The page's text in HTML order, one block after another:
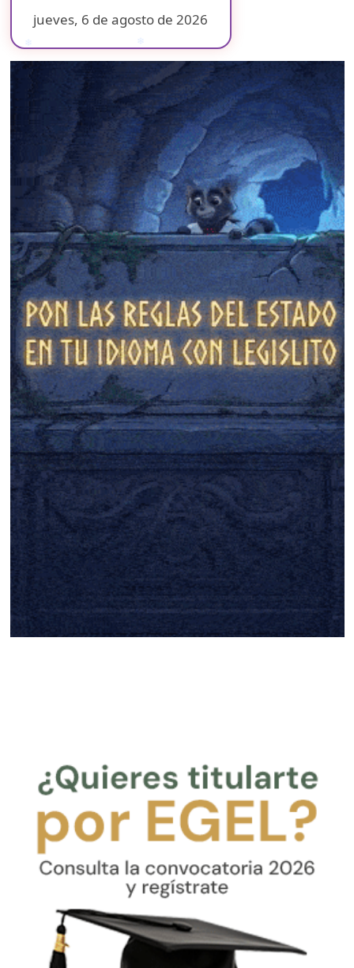
jueves, 6 de agosto de 2026
❄
❄
❄
❄
❄
❄
❄
❄